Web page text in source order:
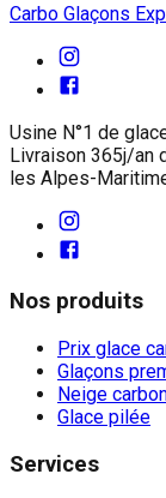
Carbo Glaçons
Usine N°1 de
Livraison 365j/an
les Alpes-
Nos produits
Prix glace
Glaçons
Neige
Glace pilée
Services